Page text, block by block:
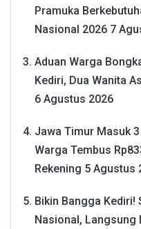
Pramuka
Nasional 2026 7
Aduan Warga
Kediri, Dua Wanita
6 Agustus 2026
Jawa Timur Masuk
Warga Tembus
Rekening 5 Agustus
Bikin Bangga Kediri!
Nasional, Langsung